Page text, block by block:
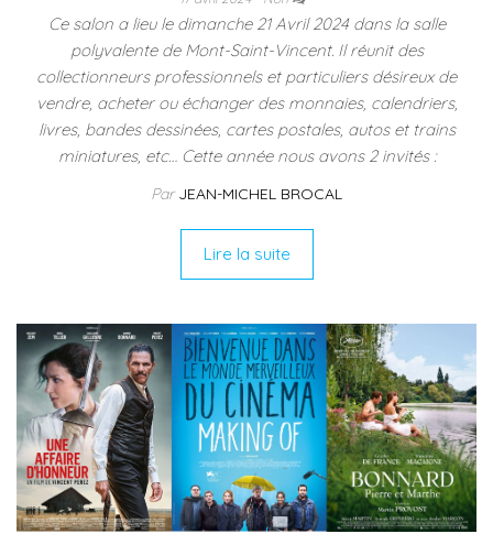
Ce salon a lieu le dimanche 21 Avril 2024 dans la salle
polyvalente de Mont-Saint-Vincent. Il réunit des
collectionneurs professionnels et particuliers désireux de
vendre, acheter ou échanger des monnaies, calendriers,
livres, bandes dessinées, cartes postales, autos et trains
miniatures, etc… Cette année nous avons 2 invités :
ParJEAN-MICHEL BROCAL
Lire la suite